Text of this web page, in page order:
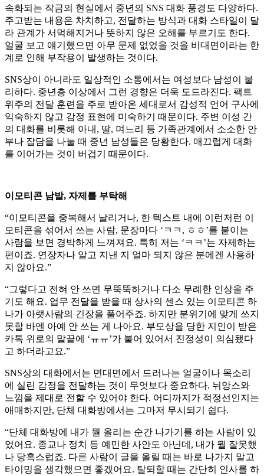
속화되는 작금의 현실에서 중년의 SNS 대화 풍경도 다양하다.
주고받는 내용은 차치하고, 전달하는 방식과 대화 스타일이 달
라 관계가 서먹해지거나 뜻하지 않은 오해를 부르기도 한다.
얼굴 보고 얘기했으면 아무 문제 없었을 것을 비대면이라는 한
계로 인해 부작용이 발생하는 것이다.
SNS상이 아니라도 일상적인 소통에서는 여성보다 남성이 불
리하다. 중년층 이상에서 그런 경향은 더욱 도드라진다. 팩트
위주의 전달 훈련을 주로 받아온 세대로서 감성적 언어 구사에
익숙하지 않고 감정 표현에 미숙하기 때문이다. 주변 이성 간
의 대화를 비롯해 아내, 딸, 며느리 등 가족관계에서 소소한 안
부나 잡담을 나눌 때 중년 남성들은 당황한다. 매끄럽게 대화
를 이어가는 것이 버겁기 때문이다.
이모티콘 남발, 자제를 부탁해
“이모티콘을 중복해서 날리거나, 한 텍스트 내에 이런저런 이
모티콘을 섞어서 쓰는 사람, 문장마다 ‘ㅋㅋ, ㅎㅎ’를 붙이는
사람을 보면 경박하게 느껴져요. 특히 저는 ‘ㅋㅋ’는 자제하는
편이죠. 연장자나 알고 지낸 지 얼마 되지 않은 분에겐 사용하
지 않아요.”
“그렇다고 전혀 안 쓰면 무뚝뚝하거나 다소 무례한 인상을 주
기도 해요. 업무 전달을 받을 때 상사의 센스 있는 이모티콘 하
나가 아랫사람의 긴장을 풀어주죠. 하지만 분위기에 맞게 쓰지
못할 바엔 아예 안 쓰는 게 나아요. 부모상을 당한 지인이 받은
카톡 위로의 말끝에 ‘ㅠㅠ’가 붙어 있어서 진정성이 의심됐다
고 하더라고요.”
SNS상의 대화에서는 면대면에서 드러나는 얼굴이나 목소리
에 실린 감정을 전달하는 것이 무엇보다 중요하다. 뉘앙스와
느낌을 제대로 전할 수 있어야 한다. 어디까지가 적정선인지는
애매하지만, 단체 대화방에서는 그마저 무시되기 쉽다.
“단체 대화방에 내가 뭘 올리는 순간 나가기를 하는 사람이 있
었어요. 종교나 정치 등 예민한 사안도 아닌데, 내가 뭘 잘못했
나 당혹스럽죠. 다른 사람이 글을 올릴 때는 바로 나가지 말고
타이밍을 생각했으면 좋겠어요. 탈퇴할 때는 간단히 인사를 하